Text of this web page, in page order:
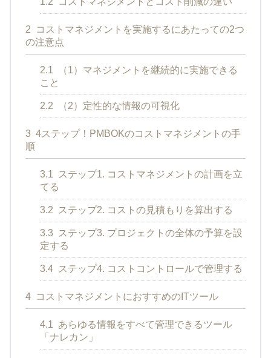
2
コストマネジメントを実施するにあたっての2つ
の注意点
2.1
（1）マネジメントを継続的に実施できる
こと
2.2 （2）定性的な情報の可視化
3 4ステップ！PMBOKのコストマネジメントの手
順
3.1
ステップ1. コストマネジメントの計画を立
てる
3.2 ステップ2. コストの見積もりを算出する
3.3
ステップ3. プロジェクトの全体の予算を設
定する
3.4 ステップ4. コストコントロールで管理する
4 コストマネジメントにおすすめのITツール
4.1 あらゆる情報をすべて管理できるツール
「ナレカン」